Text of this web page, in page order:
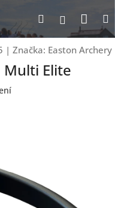
Hledat
| Značka: Easton Archery
Multi Elite